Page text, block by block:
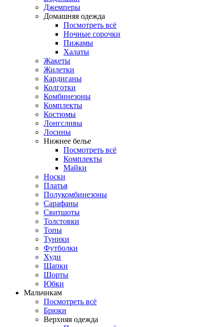
Джемперы
Домашняя одежда
Посмотреть всё
Ночные сорочки
Пижамы
Халаты
Жакеты
Жилетки
Кардиганы
Колготки
Комбинезоны
Комплекты
Костюмы
Лонгсливы
Лосины
Нижнее белье
Посмотреть всё
Комплекты
Майки
Носки
Платья
Полукомбинезоны
Сарафаны
Свитшоты
Толстовки
Топы
Туники
Футболки
Худи
Шапки
Шорты
Юбки
Мальчикам
Посмотреть всё
Брюки
Верхняя одежда